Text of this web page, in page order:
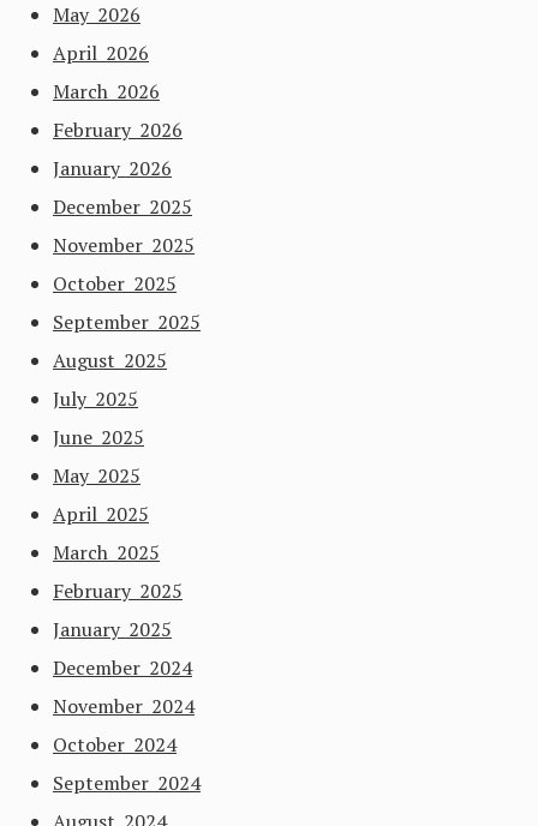
May 2026
April 2026
March 2026
February 2026
January 2026
December 2025
November 2025
October 2025
September 2025
August 2025
July 2025
June 2025
May 2025
April 2025
March 2025
February 2025
January 2025
December 2024
November 2024
October 2024
September 2024